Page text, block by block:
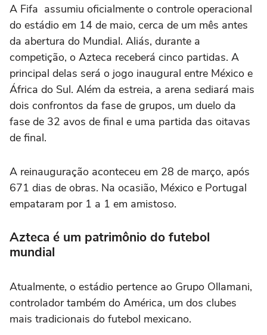
A Fifa assumiu oficialmente o controle operacional
do estádio em 14 de maio, cerca de um mês antes
da abertura do Mundial. Aliás, durante a
competição, o Azteca receberá cinco partidas. A
principal delas será o jogo inaugural entre México e
África do Sul. Além da estreia, a arena sediará mais
dois confrontos da fase de grupos, um duelo da
fase de 32 avos de final e uma partida das oitavas
de final.
A reinauguração aconteceu em 28 de março, após
671 dias de obras. Na ocasião, México e Portugal
empataram por 1 a 1 em amistoso.
Azteca é um patrimônio do futebol
mundial
Atualmente, o estádio pertence ao Grupo Ollamani,
controlador também do América, um dos clubes
mais tradicionais do futebol mexicano.